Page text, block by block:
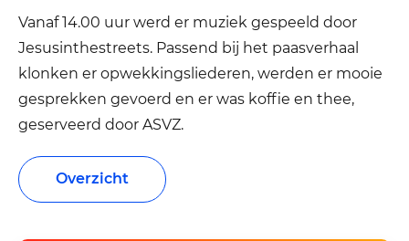
Vanaf 14.00 uur werd er muziek gespeeld door
Jesusinthestreets. Passend bij het paasverhaal
klonken er opwekkingsliederen, werden er mooie
gesprekken gevoerd en er was koffie en thee,
geserveerd door ASVZ.
Overzicht